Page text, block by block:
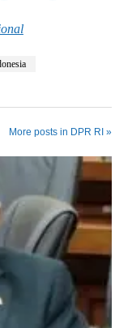
More posts in DPR RI »